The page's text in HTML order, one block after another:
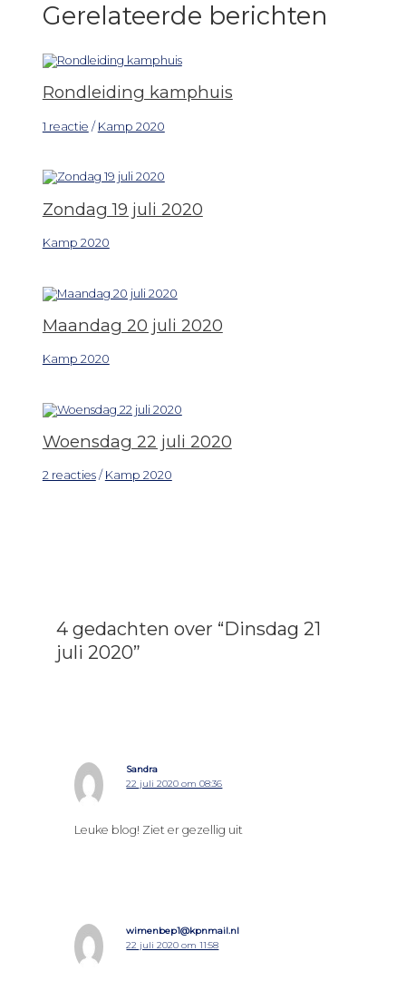
Gerelateerde berichten
Rondleiding kamphuis
1 reactie / Kamp 2020
Zondag 19 juli 2020
Kamp 2020
Maandag 20 juli 2020
Kamp 2020
Woensdag 22 juli 2020
2 reacties / Kamp 2020
4 gedachten over “Dinsdag 21
juli 2020”
Sandra
22 juli 2020 om 08:36
Leuke blog! Ziet er gezellig uit
wimenbep1@kpnmail.nl
22 juli 2020 om 11:58